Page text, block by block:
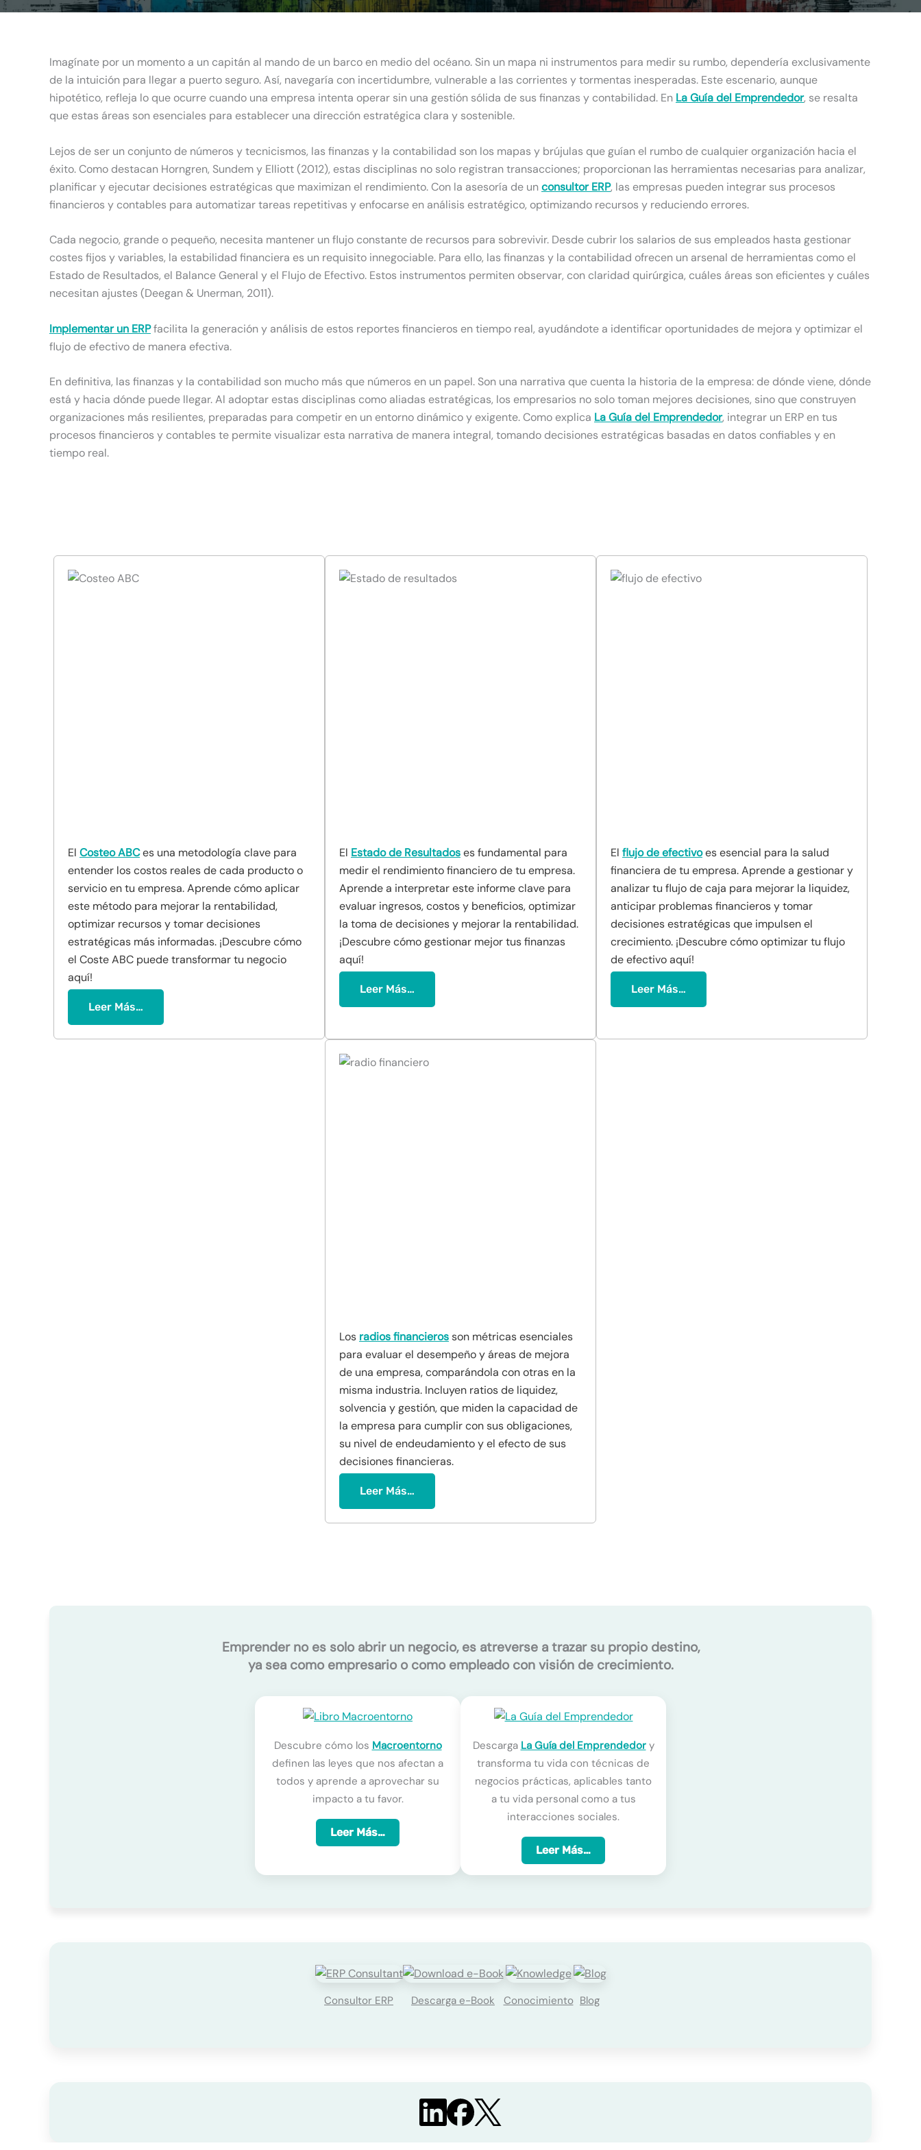
Imagínate por un momento a un capitán al mando de un barco en medio del océano. Sin un mapa ni instrumentos para medir su rumbo, dependería exclusivamente
de la intuición para llegar a puerto seguro. Así, navegaría con incertidumbre, vulnerable a las corrientes y tormentas inesperadas. Este escenario, aunque
hipotético, refleja lo que ocurre cuando una empresa intenta operar sin una gestión sólida de sus finanzas y contabilidad. En La Guía del Emprendedor, se resalta
que estas áreas son esenciales para establecer una dirección estratégica clara y sostenible.
Lejos de ser un conjunto de números y tecnicismos, las finanzas y la contabilidad son los mapas y brújulas que guían el rumbo de cualquier organización hacia el
éxito. Como destacan Horngren, Sundem y Elliott (2012), estas disciplinas no solo registran transacciones; proporcionan las herramientas necesarias para analizar,
planificar y ejecutar decisiones estratégicas que maximizan el rendimiento. Con la asesoría de unconsultor ERP, las empresas pueden integrar sus procesos
financieros y contables para automatizar tareas repetitivas y enfocarse en análisis estratégico, optimizando recursos y reduciendo errores.
Cada negocio, grande o pequeño, necesita mantener un flujo constante de recursos para sobrevivir. Desde cubrir los salarios de sus empleados hasta gestionar
costes fijos y variables, la estabilidad financiera es un requisito innegociable. Para ello, las finanzas y la contabilidad ofrecen un arsenal de herramientas como el
Estado de Resultados, el Balance General y el Flujo de Efectivo. Estos instrumentos permiten observar, con claridad quirúrgica, cuáles áreas son eficientes y cuáles
necesitan ajustes (Deegan & Unerman, 2011).
Implementar un ERPfacilita la generación y análisis de estos reportes financieros en tiempo real, ayudándote a identificar oportunidades de mejora y optimizar el
flujo de efectivo de manera efectiva.
En definitiva, las finanzas y la contabilidad son mucho más que números en un papel. Son una narrativa que cuenta la historia de la empresa: de dónde viene, dónde
está y hacia dónde puede llegar. Al adoptar estas disciplinas como aliadas estratégicas, los empresarios no solo toman mejores decisiones, sino que construyen
organizaciones más resilientes, preparadas para competir en un entorno dinámico y exigente. Como explica La Guía del Emprendedor, integrar un ERP en tus
procesos financieros y contables te permite visualizar esta narrativa de manera integral, tomando decisiones estratégicas basadas en datos confiables y en
tiempo real.
El Costeo ABCes una metodología clave para
entender los costos reales de cada producto o
servicio en tu empresa. Aprende cómo aplicar
este método para mejorar la rentabilidad,
optimizar recursos y tomar decisiones
estratégicas más informadas. ¡Descubre cómo
el Coste ABC puede transformar tu negocio
aquí!
Leer Más…
El Estado de Resultadoses fundamental para
medir el rendimiento financiero de tu empresa.
Aprende a interpretar este informe clave para
evaluar ingresos, costos y beneficios, optimizar
la toma de decisiones y mejorar la rentabilidad.
¡Descubre cómo gestionar mejor tus finanzas
aquí!
Leer Más…
El flujo de efectivoes esencial para la salud
financiera de tu empresa. Aprende a gestionar y
analizar tu flujo de caja para mejorar la liquidez,
anticipar problemas financieros y tomar
decisiones estratégicas que impulsen el
crecimiento. ¡Descubre cómo optimizar tu flujo
de efectivo aquí!
Leer Más…
Los radios financierosson métricas esenciales
para evaluar el desempeño y áreas de mejora
de una empresa, comparándola con otras en la
misma industria. Incluyen ratios de liquidez,
solvencia y gestión, que miden la capacidad de
la empresa para cumplir con sus obligaciones,
su nivel de endeudamiento y el efecto de sus
decisiones financieras.
Leer Más…
Emprender no es solo abrir un negocio, es atreverse a trazar su propio destino,
ya sea como empresario o como empleado con visión de crecimiento.
Descubre cómo los Macroentorno
definen las leyes que nos afectan a
todos y aprende a aprovechar su
impacto a tu favor.
Leer Más…
Descarga La Guía del Emprendedory
transforma tu vida con técnicas de
negocios prácticas, aplicables tanto
a tu vida personal como a tus
interacciones sociales.
Leer Más…
Consultor ERP Descarga e-Book Conocimiento Blog